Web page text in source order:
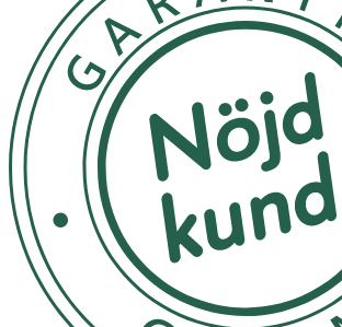
GLYCERYL STEARATE, BETAINE,
CHINENSIS SEED OIL*, POLYGLYCERYL-
PALMITATE/SUCCINATE, CETEARYL
SATIVA KERNEL FLOUR, SODIUM
CHONDRUS CRISPUS POWDER, ACACIA
XANTHAN GUM, LACTIC ACID, SODIUM
CALCIUM LACTATE, CALCIUM
organic